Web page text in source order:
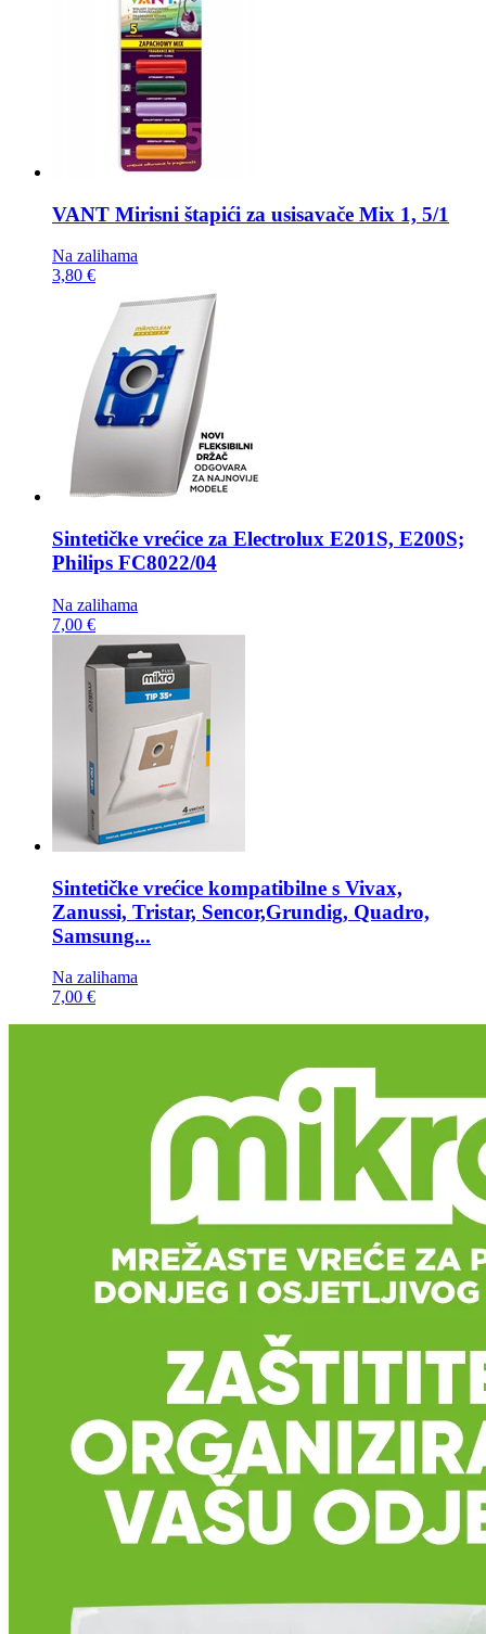
VANT Mirisni štapići za usisavače Mix 1, 5/1
Na zalihama
3,80 €
Sintetičke vrećice za Electrolux E201S, E200S;
Philips FC8022/04
Na zalihama
7,00 €
Sintetičke vrećice kompatibilne s Vivax,
Zanussi, Tristar, Sencor,Grundig, Quadro,
Samsung...
Na zalihama
7,00 €